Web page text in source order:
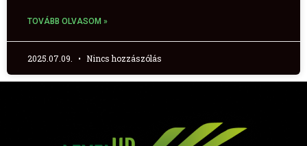
TOVÁBB OLVASOM »
2025.07.09. Nincs hozzászólás